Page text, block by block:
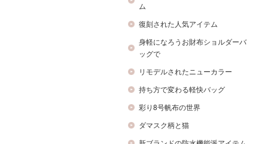
ム
復刻された人気アイテム
身軽になろうお財布ショルダーバ
ッグで
リモデルされたニューカラー
持ち方で変わる軽快バッグ
彩り8号帆布の世界
ダマスク柄と猫